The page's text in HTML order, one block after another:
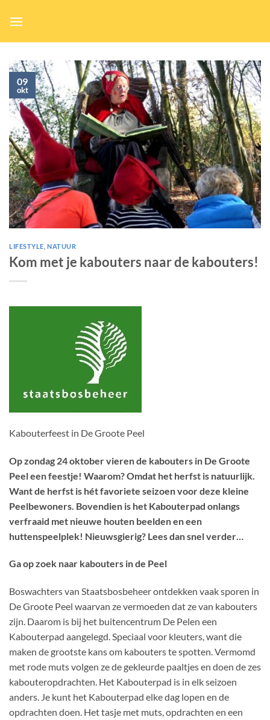
naar
09
okt
LIFESTYLE ,NATUUR
Kom met je kabouters naar de kabouters!
Kabouterfeest in De Groote Peel
Op zondag 24 oktober vieren de kabouters in De Groote
Peel een feestje! Waarom? Omdat het herfst is natuurlijk.
Want de herfst is hét favoriete seizoen voor deze kleine
Peelbewoners. Bovendien is het Kabouterpad onlangs
verfraaid met nieuwe houten beelden en een
huttenspeelplek! Nieuwsgierig? Lees dan snel verder…
Ga op zoek naar kabouters in de Peel
Boswachters van Staatsbosbeheer ontdekken vaak sporen in
De Groote Peel waarvan ze vermoeden dat ze van kabouters
zijn. Daarom is bij het buitencentrum De Pelen een
Kabouterpad aangelegd. Speciaal voor kleuters, want die
maken de grootste kans om kabouters te spotten. Vermomd
met rode muts volgen ze de gekleurde paaltjes en doen de zes
kabouteropdrachten. Het Kabouterpad is in elk seizoen
anders. Je kunt het Kabouterpad elke dag lopen en de
opdrachten doen. Het tasje met muts, opdrachten en een